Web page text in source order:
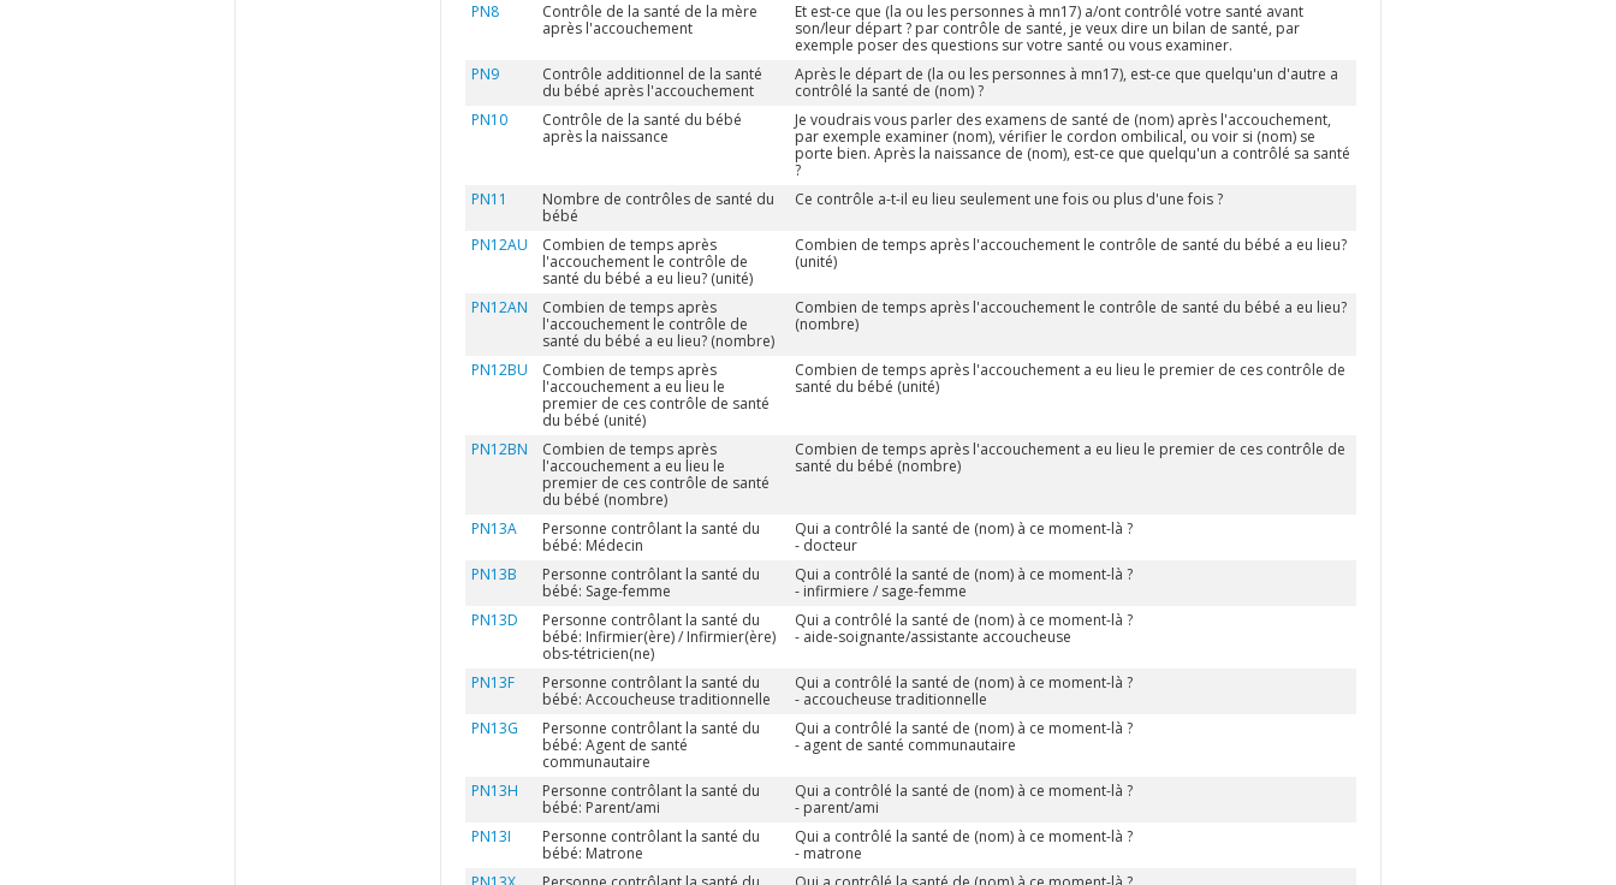
PN8
Contrôle de la santé de la mère
après l'accouchement
Et est-ce que (la ou les personnes à mn17) a/ont contrôlé votre santé avant
son/leur départ ? par contrôle de santé, je veux dire un bilan de santé, par
exemple poser des questions sur votre santé ou vous examiner.
PN9
Contrôle additionnel de la santé
du bébé après l'accouchement
Après le départ de (la ou les personnes à mn17), est-ce que quelqu'un d'autre a
contrôlé la santé de (nom) ?
PN10
Contrôle de la santé du bébé
après la naissance
Je voudrais vous parler des examens de santé de (nom) après l'accouchement,
par exemple examiner (nom), vérifier le cordon ombilical, ou voir si (nom) se
porte bien. Après la naissance de (nom), est-ce que quelqu'un a contrôlé sa santé
?
PN11
Nombre de contrôles de santé du
bébé
Ce contrôle a-t-il eu lieu seulement une fois ou plus d'une fois ?
PN12AU
Combien de temps après
l'accouchement le contrôle de
santé du bébé a eu lieu? (unité)
Combien de temps après l'accouchement le contrôle de santé du bébé a eu lieu?
(unité)
PN12AN
Combien de temps après
l'accouchement le contrôle de
santé du bébé a eu lieu? (nombre)
Combien de temps après l'accouchement le contrôle de santé du bébé a eu lieu?
(nombre)
PN12BU
Combien de temps après
l'accouchement a eu lieu le
premier de ces contrôle de santé
du bébé (unité)
Combien de temps après l'accouchement a eu lieu le premier de ces contrôle de
santé du bébé (unité)
PN12BN
Combien de temps après
l'accouchement a eu lieu le
premier de ces contrôle de santé
du bébé (nombre)
Combien de temps après l'accouchement a eu lieu le premier de ces contrôle de
santé du bébé (nombre)
PN13A
Personne contrôlant la santé du
bébé: Médecin
Qui a contrôlé la santé de (nom) à ce moment-là ?
- docteur
PN13B
Personne contrôlant la santé du
bébé: Sage-femme
Qui a contrôlé la santé de (nom) à ce moment-là ?
- infirmiere / sage-femme
PN13D
Personne contrôlant la santé du
bébé: Infirmier(ère) / Infirmier(ère)
obs-tétricien(ne)
Qui a contrôlé la santé de (nom) à ce moment-là ?
- aide-soignante/assistante accoucheuse
PN13F
Personne contrôlant la santé du
bébé: Accoucheuse traditionnelle
Qui a contrôlé la santé de (nom) à ce moment-là ?
- accoucheuse traditionnelle
PN13G
Personne contrôlant la santé du
bébé: Agent de santé
communautaire
Qui a contrôlé la santé de (nom) à ce moment-là ?
- agent de santé communautaire
PN13H
Personne contrôlant la santé du
bébé: Parent/ami
Qui a contrôlé la santé de (nom) à ce moment-là ?
- parent/ami
PN13I
Personne contrôlant la santé du
bébé: Matrone
Qui a contrôlé la santé de (nom) à ce moment-là ?
- matrone